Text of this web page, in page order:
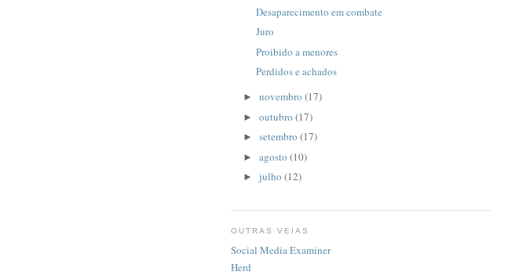
Desaparecimento em combate
Juro
Proibido a menores
Perdidos e achados
►novembro(17)
►outubro(17)
►setembro(17)
►agosto(10)
►julho(12)
OUTRAS VEIAS
Social Media Examiner
Herd